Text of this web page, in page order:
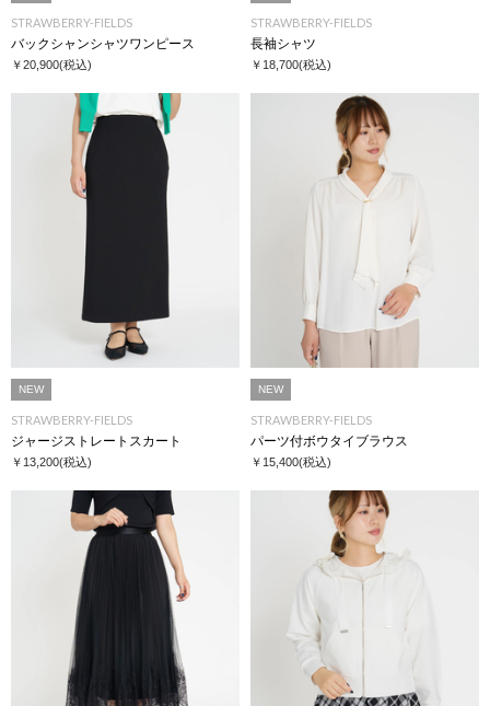
STRAWBERRY-FIELDS
バックシャンシャツワンピース
￥20,900(税込)
STRAWBERRY-FIELDS
長袖シャツ
￥18,700(税込)
NEW
STRAWBERRY-FIELDS
ジャージストレートスカート
￥13,200(税込)
NEW
STRAWBERRY-FIELDS
パーツ付ボウタイブラウス
￥15,400(税込)